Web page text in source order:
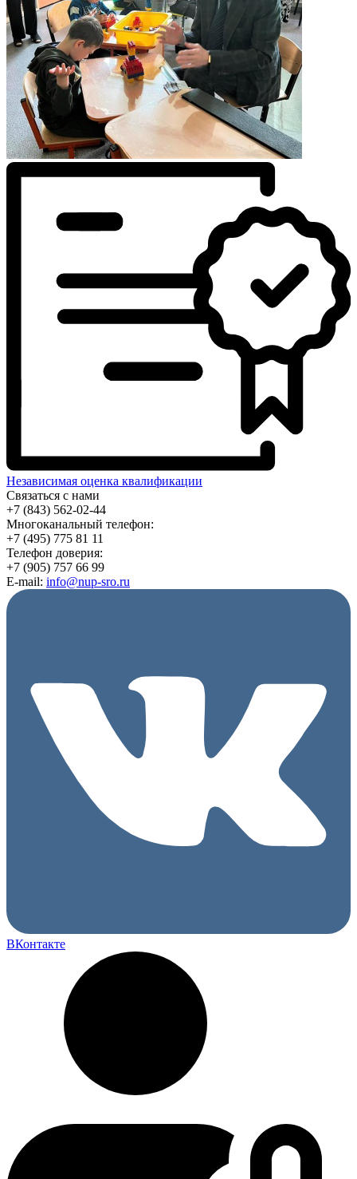
Независимая оценка квалификации
Связаться с нами
+7 (843) 562-02-44
Многоканальный телефон:
+7 (495) 775 81 11
Телефон доверия:
+7 (905) 757 66 99
E-mail: info@nup-sro.ru
ВКонтакте